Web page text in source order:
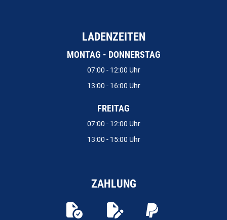
LADENZEITEN
MONTAG - DONNERSTAG
07:00 - 12:00 Uhr
13:00 - 16:00 Uhr
FREITAG
07:00 - 12:00 Uhr
13:00 - 15:00 Uhr
ZAHLUNG